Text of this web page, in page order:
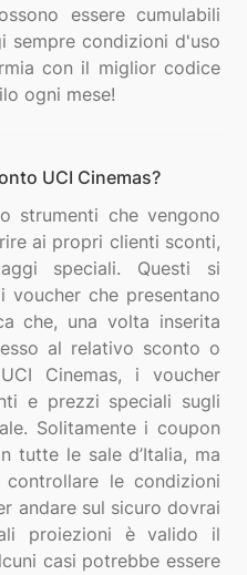
essere cumulabili
sempre condizioni d'uso
con il miglior codice
UCI Cinemas?
strumenti che vengono
ai propri clienti sconti,
speciali. Questi si
che presentano
che, una volta inserita
al relativo sconto o
Cinemas, i voucher
e prezzi speciali sugli
Solitamente i coupon
tutte le sale d’Italia, ma
le condizioni
andare sul sicuro dovrai
proiezioni è valido il
casi potrebbe essere